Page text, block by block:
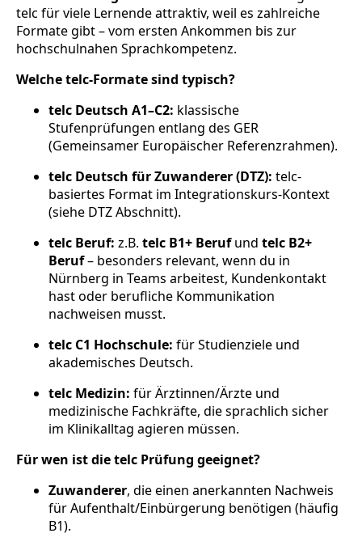
telc für viele Lernende attraktiv, weil es zahlreiche
Formate gibt – vom ersten Ankommen bis zur
hochschulnahen Sprachkompetenz.
Welche telc-Formate sind typisch?
telc Deutsch A1–C2: klassische
Stufenprüfungen entlang des GER
(Gemeinsamer Europäischer Referenzrahmen).
telc Deutsch für Zuwanderer (DTZ): telc-
basiertes Format im Integrationskurs-Kontext
(siehe DTZ Abschnitt).
telc Beruf: z.B. telc B1+ Berufund telc B2+
Beruf– besonders relevant, wenn du in
Nürnberg in Teams arbeitest, Kundenkontakt
hast oder berufliche Kommunikation
nachweisen musst.
telc C1 Hochschule: für Studienziele und
akademisches Deutsch.
telc Medizin: für Ärztinnen/Ärzte und
medizinische Fachkräfte, die sprachlich sicher
im Klinikalltag agieren müssen.
Für wen ist die telc Prüfung geeignet?
Zuwanderer, die einen anerkannten Nachweis
für Aufenthalt/Einbürgerung benötigen (häufig
B1).